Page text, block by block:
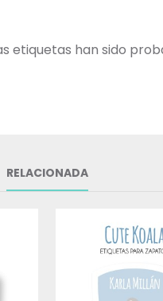
etiquetas han sido
RELACIONADA